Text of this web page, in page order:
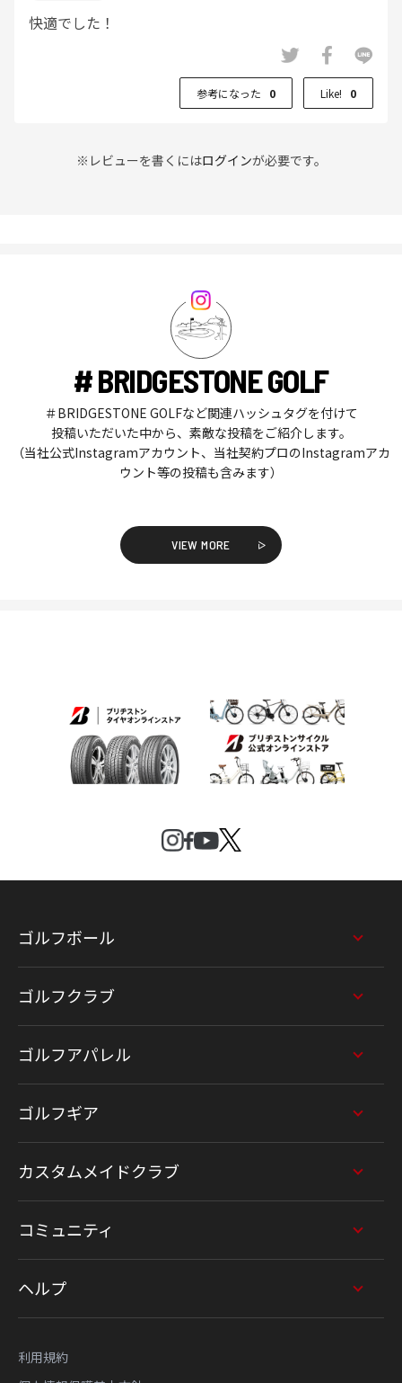
快適でした！
参考になった 0 Like! 0
※レビューを書くにはログインが必要です。
# BRIDGESTONE GOLF
＃BRIDGESTONE GOLFなど関連ハッシュタグを付けて
投稿いただいた中から、素敵な投稿をご紹介します。
（当社公式Instagramアカウント、当社契約プロのInstagramアカ
ウント等の投稿も含みます）
VIEW MORE
ゴルフボール
ゴルフクラブ
ゴルフアパレル
ゴルフギア
カスタムメイドクラブ
コミュニティ
ヘルプ
利用規約